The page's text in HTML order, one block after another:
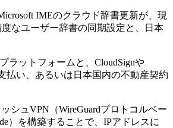
IMEのクラウド辞書更新が、現
なユーザー辞書の同期設定と、日本
ラットフォームと、CloudSignや
払い、あるいは日本国内の不動産契約
シュVPN（WireGuardプロトコルベー
）を構築することで、IPアドレスに